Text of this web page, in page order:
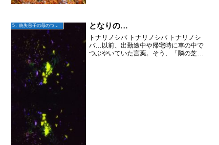
となりの…
トナリノシバ トナリノシバ トナリノシ
バ…以前、出勤途中や帰宅時に車の中で
つぶやいていた言葉。そう、「隣の芝生